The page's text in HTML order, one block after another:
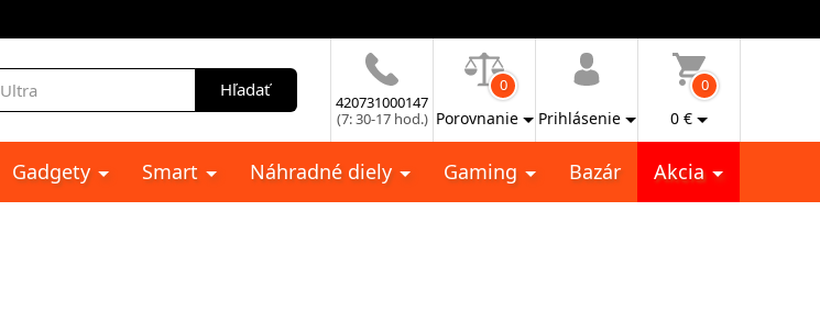
Hľadať
420731000147
(7: 30-17 hod.)
0
Porovnanie Prihlásenie
0
0 €
Gadgety Smart Náhradné diely Gaming Bazár Akcia